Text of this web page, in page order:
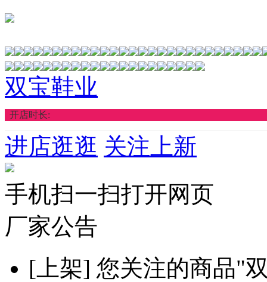
双宝鞋业
开店时长:
进店逛逛 关注上新
手机扫一扫打开网页
厂家公告
[上架] 您关注的商品"